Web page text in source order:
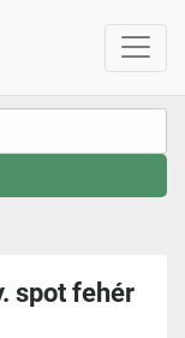
spot fehér